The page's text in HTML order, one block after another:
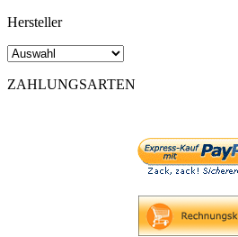
Hersteller
ZAHLUNGSARTEN